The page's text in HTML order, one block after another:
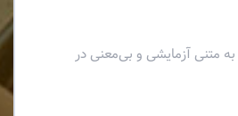
به متنی آزمایشی و بی‌معنی در